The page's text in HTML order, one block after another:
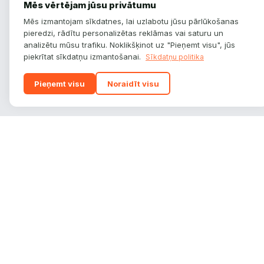
Mēs vērtējam jūsu privātumu
Mēs izmantojam sīkdatnes, lai uzlabotu jūsu pārlūkošanas
pieredzi, rādītu personalizētas reklāmas vai saturu un
analizētu mūsu trafiku. Noklikšķinot uz "Pieņemt visu", jūs
piekrītat sīkdatņu izmantošanai. Sīkdatņu politika
Pieņemt visu Noraidīt visu